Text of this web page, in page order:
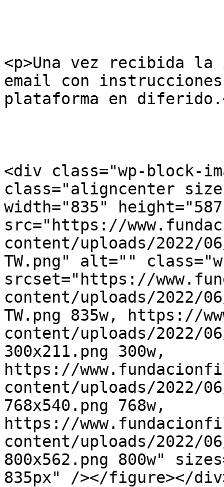
<p>Una vez recibida
email con
plataforma en
<div class="wp-block-
class="aligncenter
width="835"
src="https://
content/uploads/2022/06/
TW.png" alt=""
srcset="https://
content/uploads/2022/06/
TW.png 835w, https://
content/uploads/2022/06/
300x211.png 300w,
https://
content/uploads/2022/06/
768x540.png 768w,
https://
content/uploads/2022/06/
800x562.png 800w"
835px" /></figure></